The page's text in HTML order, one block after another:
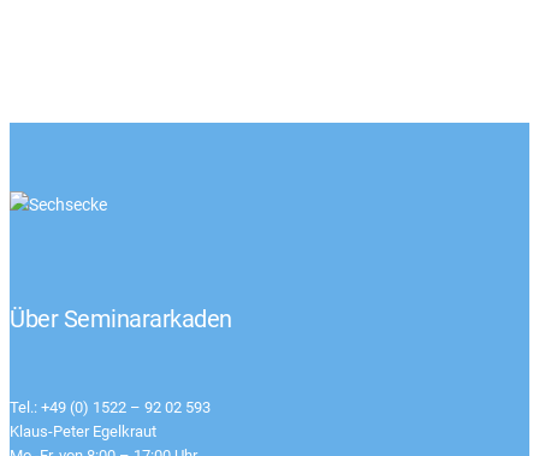
Über Seminararkaden
Tel.: +49 (0) 1522 – 92 02 593
Klaus-Peter Egelkraut